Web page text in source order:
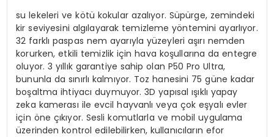
su lekeleri ve kötü kokular azalıyor. Süpürge, zemindeki
kir seviyesini algılayarak temizleme yöntemini ayarlıyor.
32 farklı paspas nem ayarıyla yüzeyleri aşırı nemden
korurken, etkili temizlik için hava koşullarına da entegre
oluyor. 3 yıllık garantiye sahip olan P50 Pro Ultra,
bununla da sınırlı kalmıyor. Toz hanesini 75 güne kadar
boşaltma ihtiyacı duymuyor. 3D yapısal ışıklı yapay
zeka kamerası ile evcil hayvanlı veya çok eşyalı evler
için öne çıkıyor. Sesli komutlarla ve mobil uygulama
üzerinden kontrol edilebilirken, kullanıcıların efor